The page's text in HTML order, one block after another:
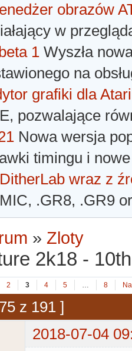
obrazów
w
1 Wyszła
na
grafiki dla Atari
pozwalające
Nowa wersja
timingu i
wraz z
.GR8, .GR9
» Zloty
2k18 -
2 3 4 5 … 8
z 191 ]
2018-07-04